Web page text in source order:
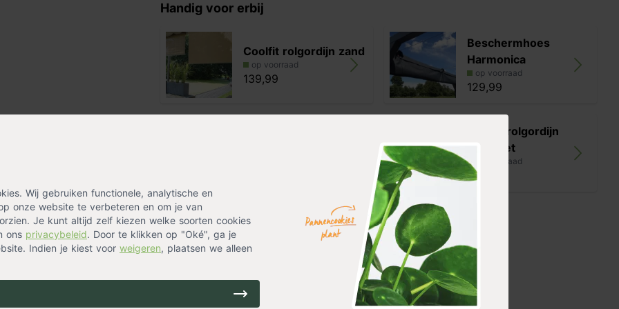
Wij gebruiken functionele, analytische en
onze website te verbeteren en om je van
Je kunt altijd zelf kiezen welke soorten cookies
ons privacybeleid. Door te klikken op "Oké", ga je
Indien je kiest voor weigeren, plaatsen we alleen
zijde (de brede kant) aan
dit model direct tegen de
met de bijgeleverde pergola
cm. De palen die als
dat je de staander 50
dan de optionele pergola
Handig voor erbij
Coolfit rolgordijn zand
op voorraad
139,99
Beschermhoes
Harmonica
op voorraad
129,99
Coolfit rolgordijn
antraciet
op voorraad
139,99
Coolfit rolgordijn